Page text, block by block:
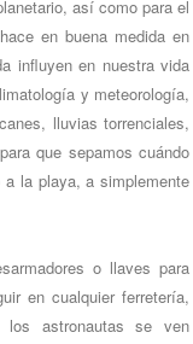
así como para el
en buena medida en
influyen en nuestra vida
y meteorología,
lluvias torrenciales,
que sepamos cuándo
la playa, a simplemente
o llaves para
en cualquier ferretería,
los astronautas se ven